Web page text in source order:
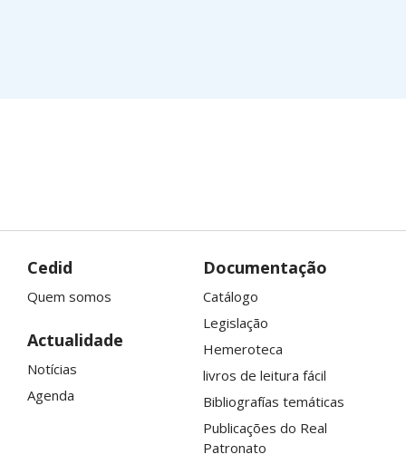
Cedid
Quem somos
Actualidade
Notícias
Agenda
Documentação
Catálogo
Legislação
Hemeroteca
livros de leitura fácil
Bibliografías temáticas
Publicações do Real
Patronato